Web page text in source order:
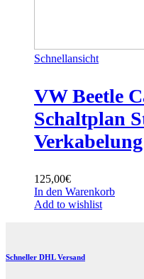
Schnellansicht
VW Beetle
Schaltplan
125,00€
In den Warenkorb
Add to wishlist
Schneller DHL Versand